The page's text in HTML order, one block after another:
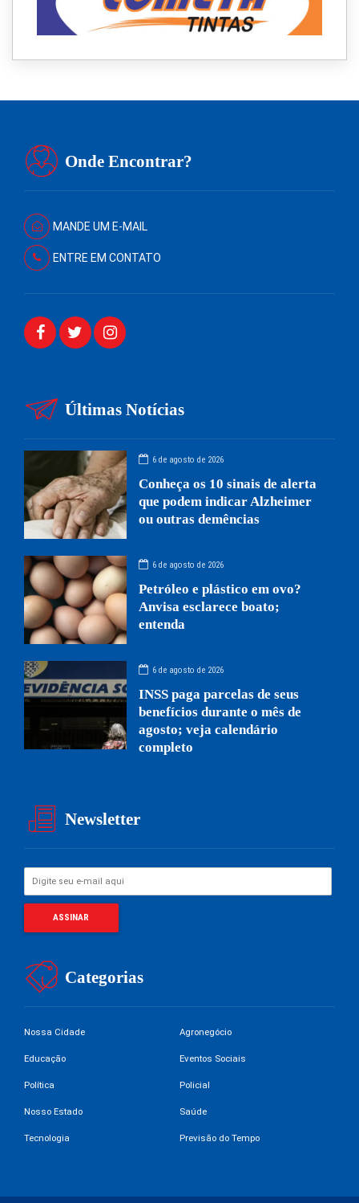
Onde Encontrar?
MANDE UM E-MAIL
ENTRE EM CONTATO
Últimas Notícias
6 de agosto de 2026
Conheça os 10 sinais de alerta
que podem indicar Alzheimer
ou outras demências
6 de agosto de 2026
Petróleo e plástico em ovo?
Anvisa esclarece boato;
entenda
6 de agosto de 2026
INSS paga parcelas de seus
benefícios durante o mês de
agosto; veja calendário
completo
Newsletter
Categorias
Nossa Cidade Agronegócio
Educação Eventos Sociais
Política Policial
Nosso Estado Saúde
Tecnologia Previsão do Tempo